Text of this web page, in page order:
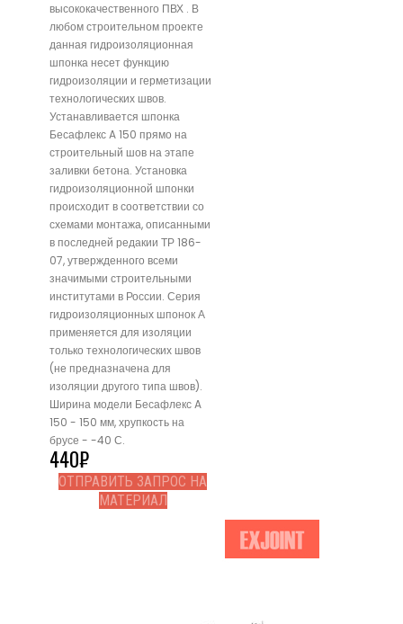
высококачественного ПВХ . В
любом строительном проекте
данная гидроизоляционная
шпонка несет функцию
гидроизоляции и герметизации
технологических швов.
Устанавливается шпонка
Бесафлекс A 150 прямо на
строительный шов на этапе
заливки бетона. Установка
гидроизоляционной шпонки
происходит в соответствии со
схемами монтажа, описанными
в последней редакии ТР 186-
07, утвержденного всеми
значимыми строительными
институтами в России. Серия
гидроизоляционных шпонок А
применяется для изоляции
только технологических швов
(не предназначена для
изоляции другого типа швов).
Ширина модели Бесафлекс A
150 - 150 мм, хрупкость на
брусе - -40 С.
440₽
ОТПРАВИТЬ ЗАПРОС НА
МАТЕРИАЛ